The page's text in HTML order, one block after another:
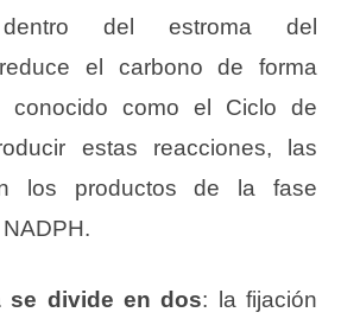
dentro del estroma del
el carbono de forma
conocido como el Ciclo de
estas reacciones, las
los productos de la fase
se divide en dos: la fijación